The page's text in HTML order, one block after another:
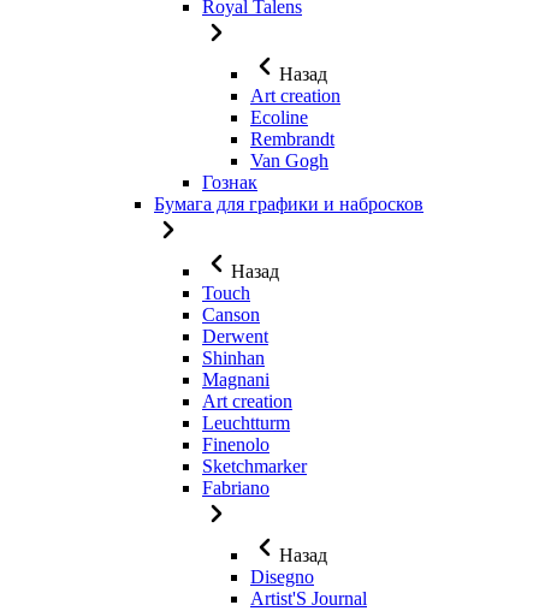
Royal Talens
Назад
Art creation
Ecoline
Rembrandt
Van Gogh
Гознак
Бумага для графики и набросков
Назад
Touch
Canson
Derwent
Shinhan
Magnani
Art creation
Leuchtturm
Finenolo
Sketchmarker
Fabriano
Назад
Disegno
Artist'S Journal